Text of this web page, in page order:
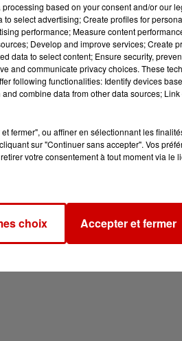
based on your consent and/or our
select advertising; Create profiles for
performance; Measure content
Develop and improve services; Create
data to select content; Ensure security,
and communicate privacy choices. These
following functionalities: Identify devices
combine data from other data sources;
fermer", ou affiner en sélectionnant les
sur "Continuer sans accepter". Vos
votre consentement à tout moment via le
choix Accepter et fermer